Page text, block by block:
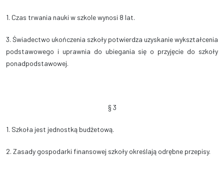
1. Czas trwania nauki w szkole wynosi 8 lat.
3. Świadectwo ukończenia szkoły potwierdza uzyskanie wykształcenia
podstawowego i uprawnia do ubiegania się o przyjęcie do szkoły
ponadpodstawowej.
§ 3
1. Szkoła jest jednostką budżetową.
2. Zasady gospodarki finansowej szkoły określają odrębne przepisy.